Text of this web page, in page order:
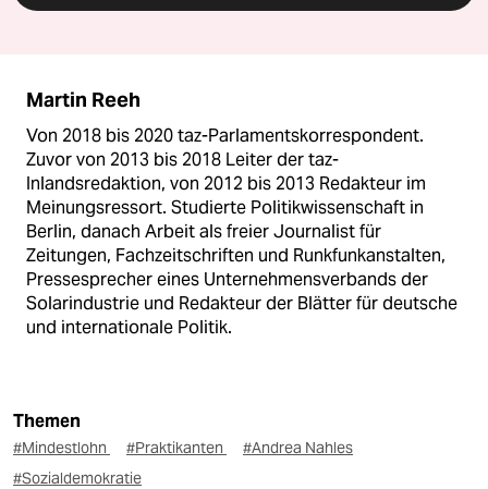
Martin Reeh
Von 2018 bis 2020 taz-Parlamentskorrespondent.
Zuvor von 2013 bis 2018 Leiter der taz-
Inlandsredaktion, von 2012 bis 2013 Redakteur im
Meinungsressort. Studierte Politikwissenschaft in
Berlin, danach Arbeit als freier Journalist für
Zeitungen, Fachzeitschriften und Runkfunkanstalten,
Pressesprecher eines Unternehmensverbands der
Solarindustrie und Redakteur der Blätter für deutsche
und internationale Politik.
Themen
#Mindestlohn #Praktikanten
#Andrea Nahles
#Sozialdemokratie